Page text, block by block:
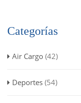
Categorías
Air Cargo (42)
Deportes (54)